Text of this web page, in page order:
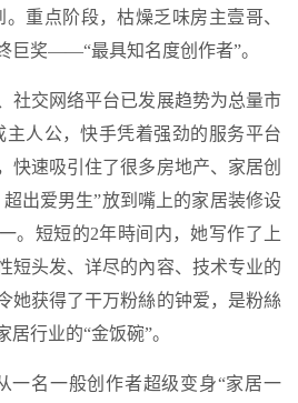
重点阶段，枯燥乏味房主壹哥、
巨奖——“最具知名度创作者”。
交网络平台已发展趋势为总量市
主人公，快手凭着强劲的服务平台
快速吸引住了很多房地产、家居创
出爱男生”放到嘴上的家居装修设
。短短的2年時间内，她写作了上
短头发、详尽的內容、技术专业的
她获得了干万粉絲的钟爱，是粉絲
行业的“金饭碗”。
名一般创作者超级变身“家居一